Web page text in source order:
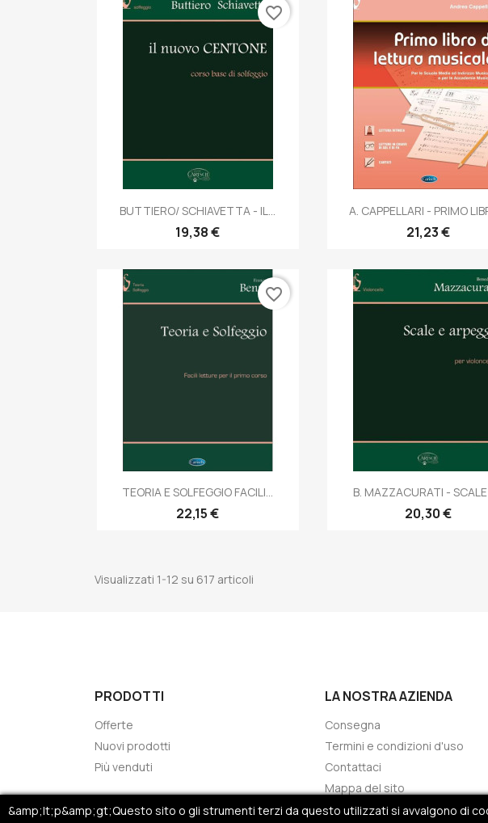
Anteprima
BUTTIERO/ SCHIAVETTA - IL...
19,38 €
favorite_border
 Anteprima
A. CAPPELLARI - PRIMO
21,23 €
Anteprima
TEORIA E SOLFEGGIO FACILI...
22,15 €
favorite_border
Anteprima
B. MAZZACURATI - SCALE
20,30 €
Visualizzati 1-12 su 617 articoli
PRODOTTI
Offerte
Nuovi prodotti
Più venduti
LA NOSTRA AZIENDA
Consegna
Termini e condizioni d'uso
Contattaci
Mappa del sito
Negozi
&amp;lt;p&amp;gt;Questo sito o gli strumenti terzi da questo utilizzati si avvalgono di